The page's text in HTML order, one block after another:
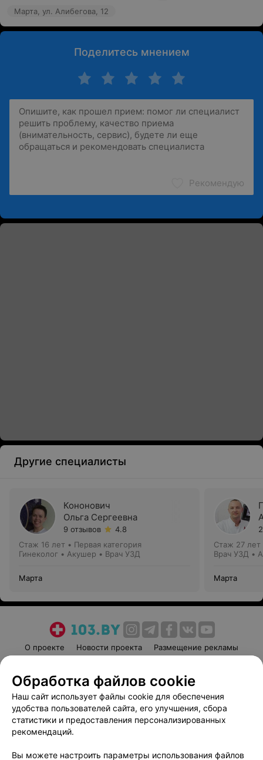
Марта, ул. Алибегова, 12
Поделитесь мнением
Рекомендую
Другие специалисты
Кононович
Ольга Сергеевна
9 отзывов
4.8
Стаж 16 лет • Первая категория
Гинеколог • Акушер • Врач УЗД
Марта
Стаж 27 лет
Врач УЗД •
Марта
О проекте Новости проекта
Размещение рекламы
Пользовательское соглашение
Способы оплаты
Вакансии
Партнеры
Написать руководителю 103.by
Обработка файлов cookie
Наш сайт использует файлы cookie для обеспечения
удобства пользователей сайта, его улучшения, сбора
статистики и предоставления персонализированных
рекомендаций.
Вы можете настроить параметры использования файлов